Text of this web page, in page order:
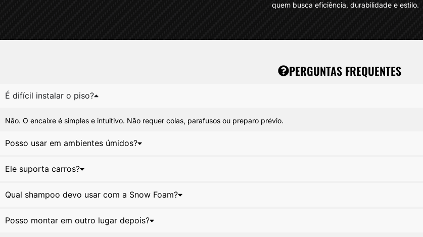
quem busca eficiência, durabilidade e estilo.
PERGUNTAS FREQUENTES
É difícil instalar o piso?
Não. O encaixe é simples e intuitivo. Não requer colas, parafusos ou preparo prévio.
Posso usar em ambientes úmidos?
Ele suporta carros?
Qual shampoo devo usar com a Snow Foam?
Posso montar em outro lugar depois?